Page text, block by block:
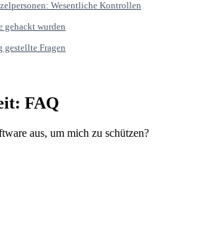
Wesentliche Kontrollen
gehackt wurden
gestellte Fragen
FAQ
aus, um mich zu schützen?